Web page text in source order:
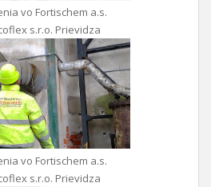
vo Fortischem a.s.
s.r.o. Prievidza
vo Fortischem a.s.
s.r.o. Prievidza